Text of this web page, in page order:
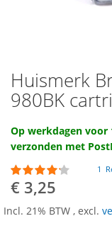
Ga
naar
het
van
de
afbeeldingen-
gallerij
Huismerk
980BK
Op werkdagen voor
verzonden met
Waardering:
80
% of100
1
€ 3,25
Incl. 21% BTW , excl.